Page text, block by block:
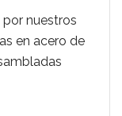
nuestros
en acero de